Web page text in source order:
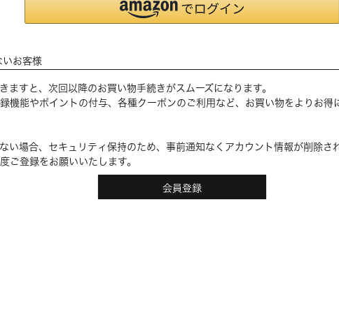
いお客様
ますと、次回以降のお買い物手続きがスムーズになります。
機能やポイントの付与、各種クーポンのご利用など、お買い物をよりお得
い場合、セキュリティ保持のため、事前通知なくアカウント情報が削除さ
ご登録をお願いいたします。
会員登録